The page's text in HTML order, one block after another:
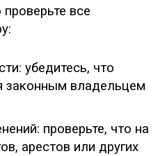
все
убедитесь, что
законным владельцем
проверьте, что на
арестов или других